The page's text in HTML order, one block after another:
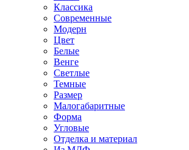
Классика
Современные
Модерн
Цвет
Белые
Венге
Светлые
Темные
Размер
Малогабаритные
Форма
Угловые
Отделка и материал